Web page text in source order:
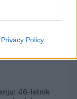
Privacy Policy
46-letnik